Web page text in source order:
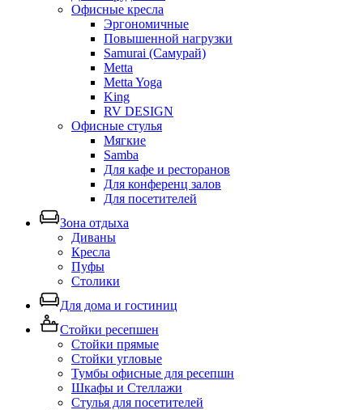
Офисные кресла
Эргономичные
Повышенной нагрузки
Samurai (Самурай)
Metta
Metta Yoga
King
RV DESIGN
Офисные стулья
Мягкие
Samba
Для кафе и ресторанов
Для конференц залов
Для посетителей
Зона отдыха
Диваны
Кресла
Пуфы
Столики
Для дома и гостиниц
Стойки ресепшен
Стойки прямые
Стойки угловые
Тумбы офисные для ресепшн
Шкафы и Стеллажи
Стулья для посетителей